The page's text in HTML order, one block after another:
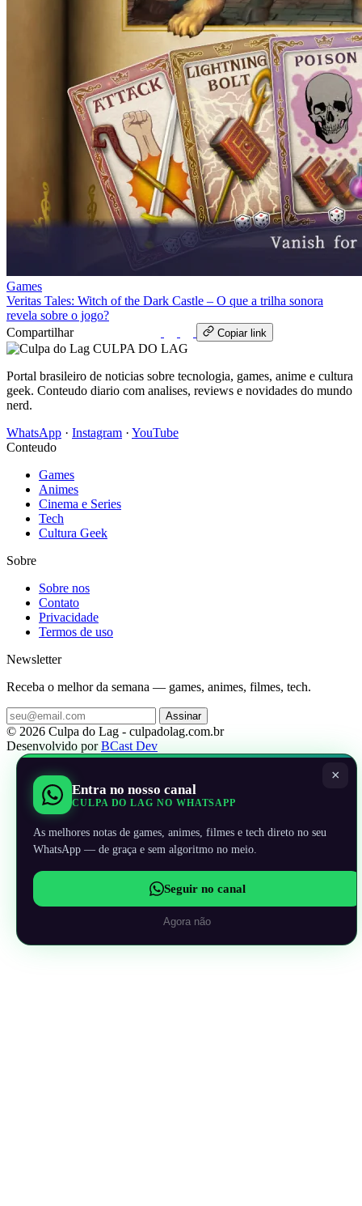
Games
Veritas Tales: Witch of the Dark Castle – O que a trilha sonora
revela sobre o jogo?
Compartilhar
Copiar link
CULPA DO LAG
Portal brasileiro de noticias sobre tecnologia, games, anime e cultura
geek. Conteudo diario com analises, reviews e novidades do mundo
nerd.
WhatsApp · Instagram · YouTube
Conteudo
Games
Animes
Cinema e Series
Tech
Cultura Geek
Sobre
Sobre nos
Contato
Privacidade
Termos de uso
Newsletter
Receba o melhor da semana — games, animes, filmes, tech.
Assinar
© 2026 Culpa do Lag - culpadolag.com.br
Desenvolvido porBCast Dev
×
Entra no nosso canal
CULPA DO LAG NO WHATSAPP
As melhores notas de games, animes, filmes e tech direto no seu
WhatsApp — de graça e sem algoritmo no meio.
Seguir no canal
Agora não